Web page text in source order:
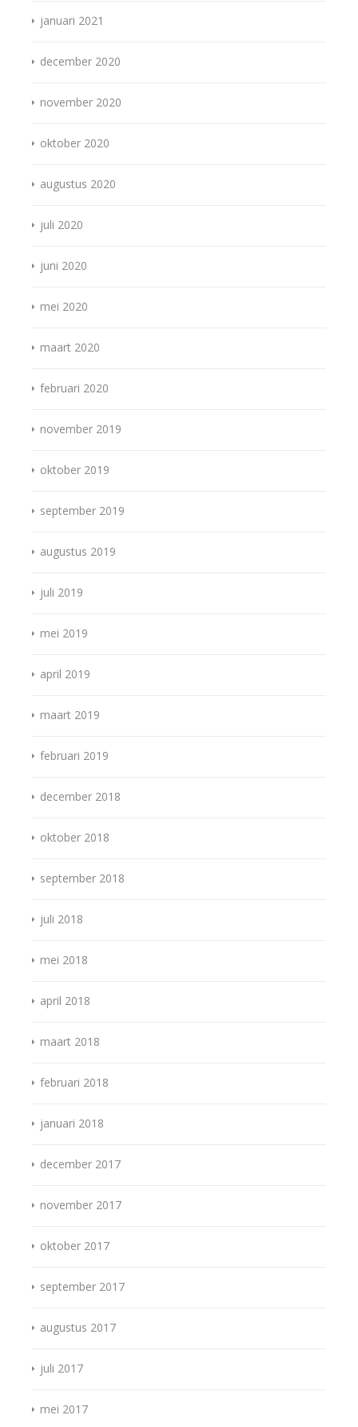
januari 2021
december 2020
november 2020
oktober 2020
augustus 2020
juli 2020
juni 2020
mei 2020
maart 2020
februari 2020
november 2019
oktober 2019
september 2019
augustus 2019
juli 2019
mei 2019
april 2019
maart 2019
februari 2019
december 2018
oktober 2018
september 2018
juli 2018
mei 2018
april 2018
maart 2018
februari 2018
januari 2018
december 2017
november 2017
oktober 2017
september 2017
augustus 2017
juli 2017
mei 2017